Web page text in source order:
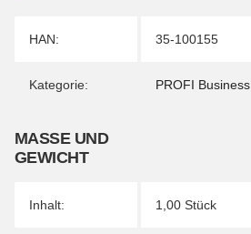
Produkteigenschaft
Wert
HAN: 35-100155
Kategorie: PROFI Business
MASSE UND G
EWICHT
Inhalt: 1,00 Stück